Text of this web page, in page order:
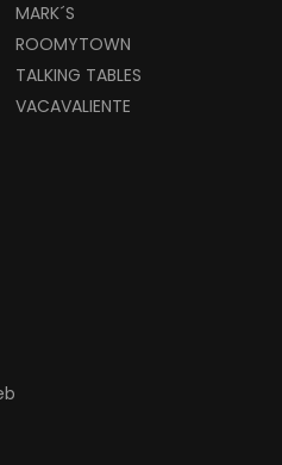
MARK´S
ROOMYTOWN
TALKING TABLES
VACAVALIENTE